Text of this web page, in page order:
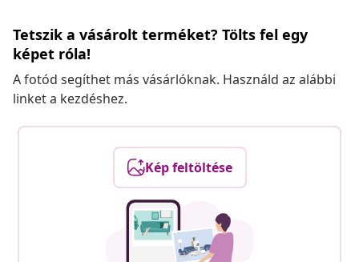
Tetszik a vásárolt terméket? Tölts fel egy
képet róla!
A fotód segíthet más vásárlóknak. Használd az alábbi
linket a kezdéshez.
Kép feltöltése